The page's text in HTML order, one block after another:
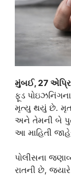
મુંબઈ, 27
ફૂડ
મૃત્યુ થયું છે.
અને તેમની બે
આ માહિતી
પોલીસના
રાતની છે,